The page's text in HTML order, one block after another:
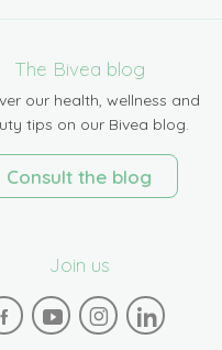
The Bivea blog
our health, wellness and
tips on our Bivea blog.
Consult the blog
Join us